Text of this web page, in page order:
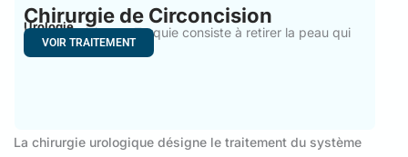
Chirurgie de Circoncision
Urologie
La circoncision en Turquie consiste à retirer la peau qui
VOIR TRAITEMENT
La chirurgie urologique désigne le traitement du système